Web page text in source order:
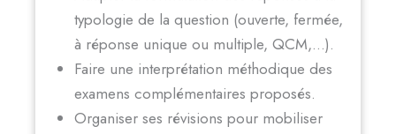
typologie de la question (ouverte, fermée,
à réponse unique ou multiple, QCM,…).
Faire une interprétation méthodique des
examens complémentaires proposés.
Organiser ses révisions pour mobiliser